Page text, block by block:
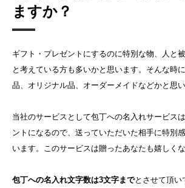
ますか？
ギフト・プレゼントにするのに特別な物、人と
と考えている方も多いかと思います。そんな時
品、オリジナル品、オーダーメイドなどかと思い
当社のサービスとして包丁への名入れサービス
ントになるので、送っていただいた相手に特別
います。このサービスは贈ったあなたも嬉しく
包丁への名入れ文字数は3文字までとさせて頂い